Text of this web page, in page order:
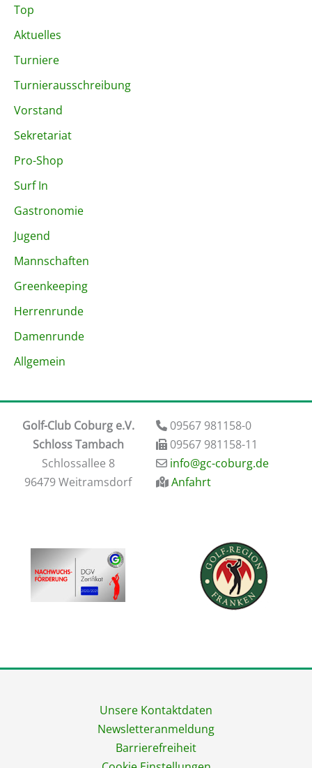
Top
Aktuelles
Turniere
Turnierausschreibung
Vorstand
Sekretariat
Pro-Shop
Surf In
Gastronomie
Jugend
Mannschaften
Greenkeeping
Herrenrunde
Damenrunde
Allgemein
Golf-Club Coburg e.V.
Schloss Tambach
​Schlossallee 8
96479 Weitramsdorf
09567 981158-0
09567 981158-11
​info@gc-coburg.de
Anfahrt
Unsere Kontaktdaten
Newsletteranmeldung
Barrierefreiheit